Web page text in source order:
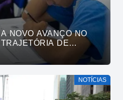
NOVO AVANÇO NO
DE
PÚBLICA
NOTÍCIAS